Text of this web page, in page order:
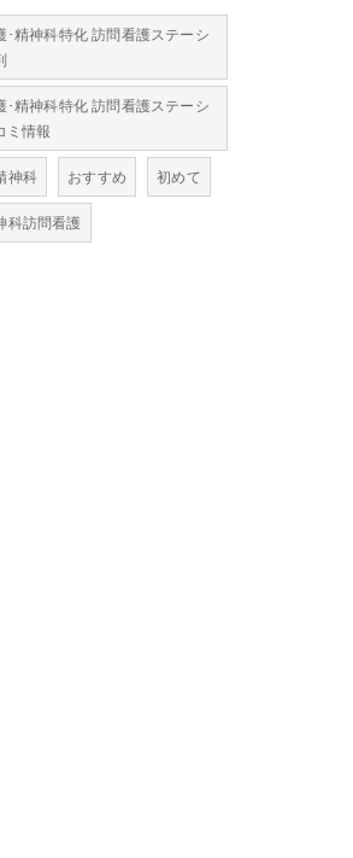
･精神科特化 訪問看護ステーシ
･精神科特化 訪問看護ステーシ
ミ情報
神科 おすすめ 初めて
科訪問看護